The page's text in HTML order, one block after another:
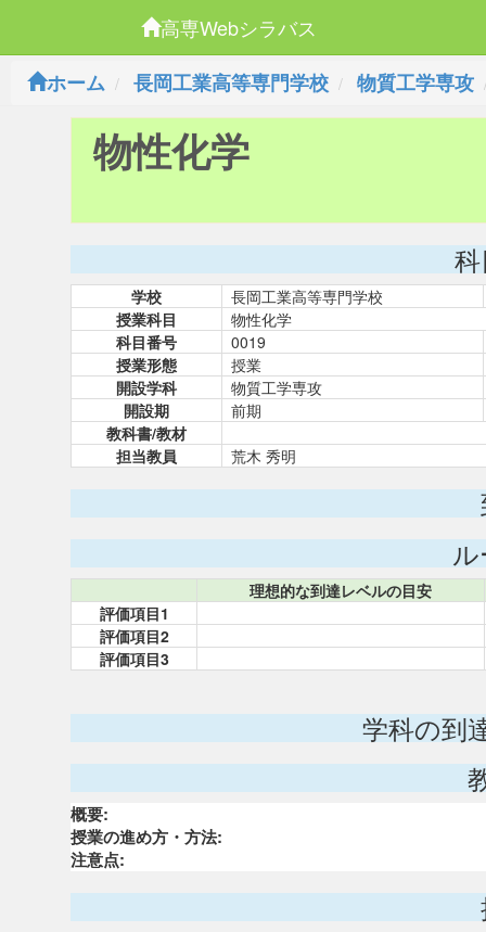
高専Webシラバス
ホーム
長岡工業高等専門学校 物質工学専攻
物性化学
学校
長岡工業高等専門学校
授業科目
物性化学
科目番号
0019
授業形態
授業
開設学科
物質工学専攻
開設期
前期
教科書/教材
担当教員
荒木 秀明
理想的な到達レベルの目安
評価項目1
評価項目2
評価項目3
学科の到
概要:
授業の進め方・方法:
注意点: